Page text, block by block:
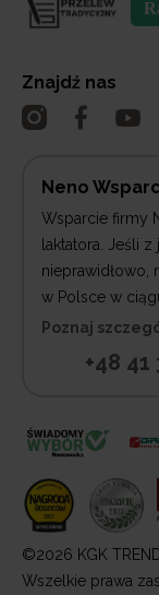
Znajdź nas
Neno
Wsparcie firmy
laktatora. Jeśli
nieprawidłowo,
w Polsce w
Poznaj
+48 41
©2026 KGK
Wszelkie prawa